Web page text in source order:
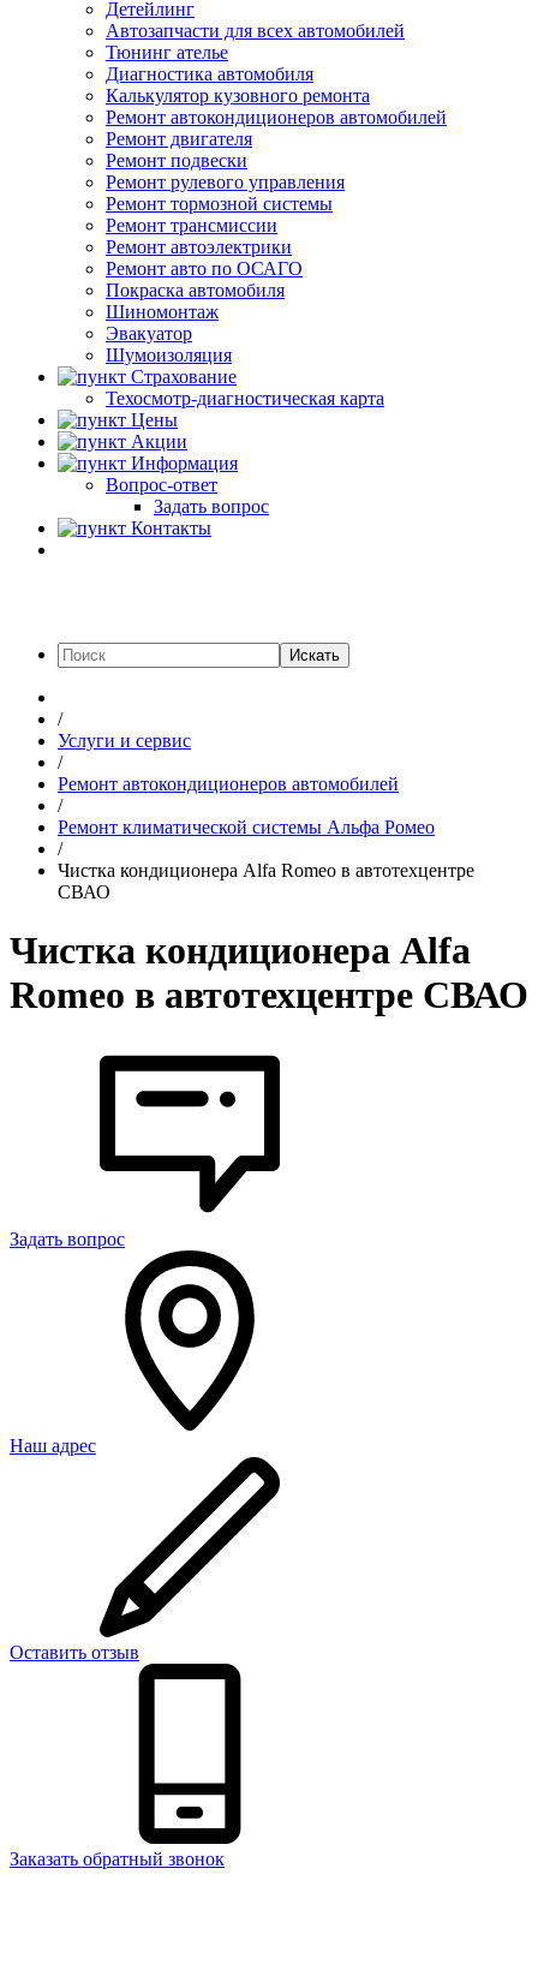
Детейлинг
Автозапчасти для всех автомобилей
Тюнинг ателье
Диагностика автомобиля
Калькулятор кузовного ремонта
Ремонт автокондиционеров автомобилей
Ремонт двигателя
Ремонт подвески
Ремонт рулевого управления
Ремонт тормозной системы
Ремонт трансмиссии
Ремонт автоэлектрики
Ремонт авто по ОСАГО
Покраска автомобиля
Шиномонтаж
Эвакуатор
Шумоизоляция
Страхование
Техосмотр-диагностическая карта
Цены
Акции
Информация
Вопрос-ответ
Задать вопрос
Контакты
Искать
/
Услуги и сервис
/
Ремонт автокондиционеров автомобилей
/
Ремонт климатической системы Альфа Ромео
/
Чистка кондиционера Alfa Romeo в автотехцентре
СВАО
Чистка кондиционера Alfa
Romeo в автотехцентре СВАО
Задать вопрос
Наш адрес
Оставить отзыв
Заказать обратный звонок